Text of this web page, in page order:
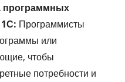
программных
Программисты
или
чтобы
потребности и